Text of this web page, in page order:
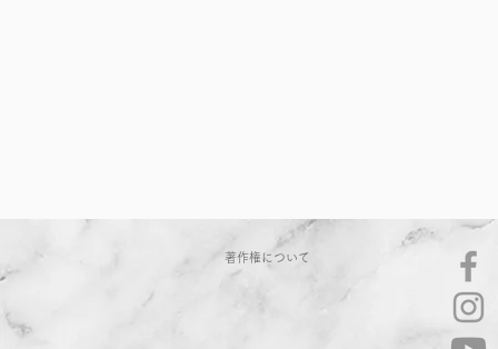
著作権について